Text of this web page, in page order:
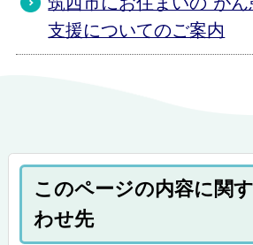
支援についてのご案内
このページの内容に関
わせ先